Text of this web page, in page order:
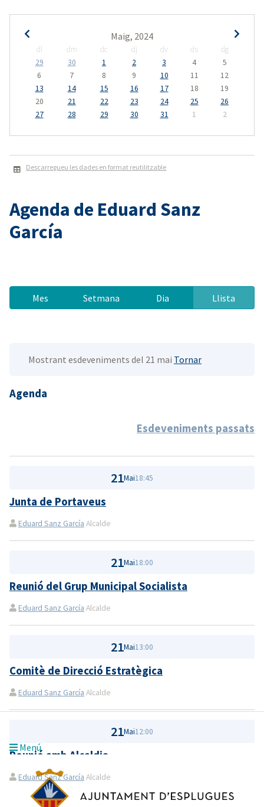
Maig, 2024
dl dm dc dj dv ds
dg
29
30 1 2 3 4
5
6
7 8 9 10 11
12
13
14 15 16 17 18
19
20
21 22 23 24 25
26
27
28 29 30 31 1 2
Descarregueu les dades en format reutilitzable
Agenda de Eduard Sanz
García
Mes Setmana Dia Llista
Mostrant esdeveniments del 21 mai Tornar
Agenda
Esdeveniments passats
21Mai18:45
Junta de Portaveus
Eduard Sanz García Alcalde
21Mai18:00
Reunió del Grup Municipal Socialista
Eduard Sanz García Alcalde
21Mai13:00
Comitè de Direcció Estratègica
Eduard Sanz García Alcalde
21Mai12:00
Reunió amb Alcaldia
Eduard Sanz García Alcalde
Menú